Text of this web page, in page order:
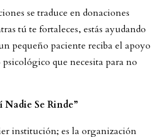
se traduce en donaciones
tú te fortaleces, estás ayudando
pequeño paciente reciba el apoyo
que necesita para no
Se Rinde”
institución; es la organización